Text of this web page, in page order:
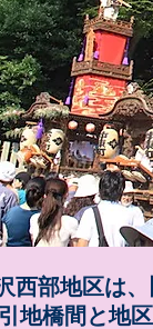
西部地区は
地橋間 と地